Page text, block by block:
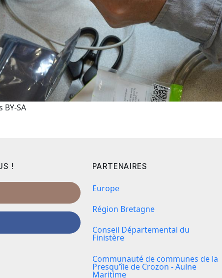
SA
! PARTENAIRES
Europe
Région Bretagne
Conseil Départemental du
Finistère
Communauté de communes de la
Presqu’île de Crozon - Aulne
Maritime